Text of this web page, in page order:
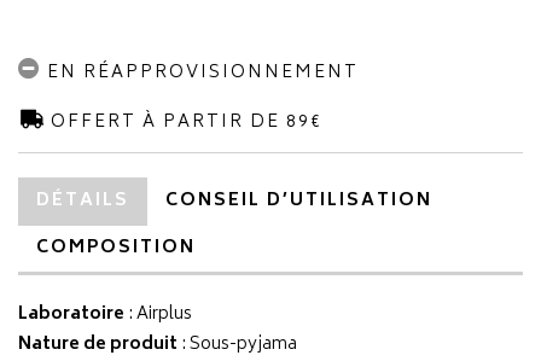
EN RÉAPPROVISIONNEMENT
OFFERT À PARTIR DE 89€
DÉTAILS
CONSEIL D’UTILISATION
COMPOSITION
Laboratoire :Airplus
Nature de produit : Sous-pyjama